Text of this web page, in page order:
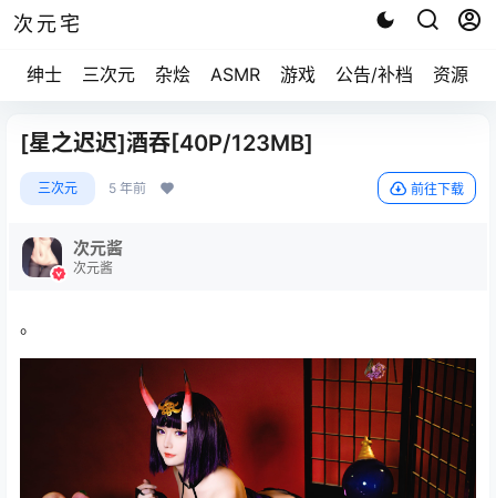
次元宅
绅士 三次元 杂烩 ASMR 游戏 公告/补档 资源求
[星之迟迟]酒吞[40P/123MB]
三次元 5 年前 前往下载
次元酱
次元酱
。